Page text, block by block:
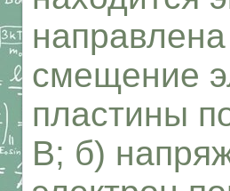
смещение
пластины
В; б)